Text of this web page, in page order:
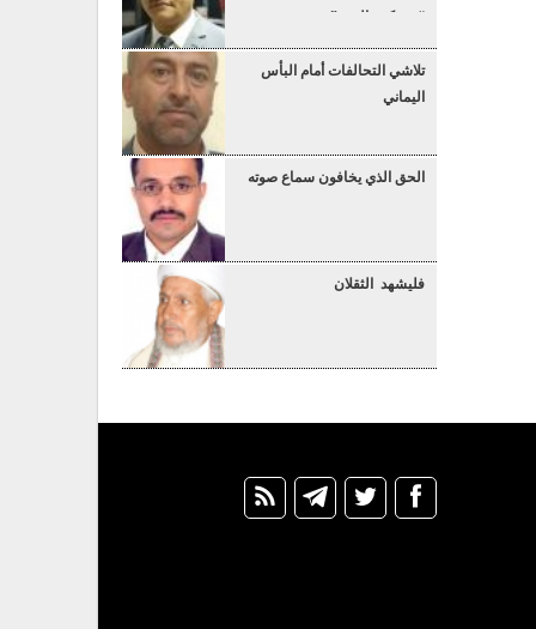
“عسكرة البحر”
تلاشي التحالفات أمام البأس
اليماني
الحق الذي يخافون سماع صوته
فليشهد الثقلان